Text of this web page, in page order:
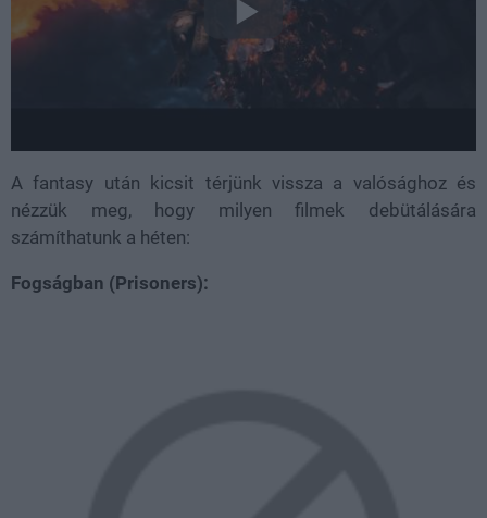
A fantasy után kicsit térjünk vissza a valósághoz és
nézzük meg, hogy milyen filmek debütálására
számíthatunk a héten:
Fogságban (Prisoners):